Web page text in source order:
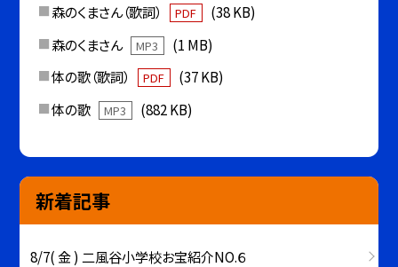
森のくまさん（歌詞）
PDF
(38 KB)
森のくまさん
MP3
(1 MB)
体の歌（歌詞）
PDF
(37 KB)
体の歌
MP3 (882 KB)
新着記事
8/7( 金 ) 二風谷小学校お宝紹介NO.６